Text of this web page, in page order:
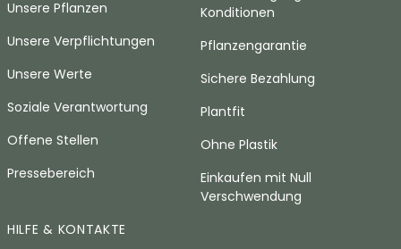
Unsere Pflanzen
Unsere Verpflichtungen
Unsere Werte
Soziale Verantwortung
Offene Stellen
Pressebereich
Konditionen
Pflanzengarantie
Sichere Bezahlung
Plantfit
Ohne Plastik
Einkaufen mit Null
Verschwendung
HILFE & KONTAKTE